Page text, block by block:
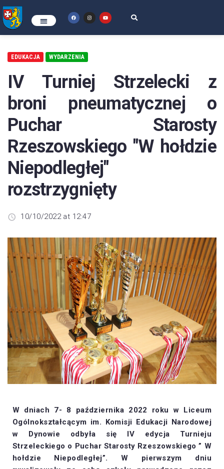
EDUKACJA WYDARZENIA
IV Turniej Strzelecki z
broni pneumatycznej o
Puchar Starosty
Rzeszowskiego "W hołdzie
Niepodległej"
rozstrzygnięty
10/10/2022 at 12:47
W dniach 7- 8 października 2022 roku w Liceum
Ogólnokształcącym im. Komisji Edukacji Narodowej
w Dynowie odbyła się IV edycja Turnieju
Strzeleckiego o Puchar Starosty Rzeszowskiego ” W
hołdzie Niepodległej”. W pierwszym dniu